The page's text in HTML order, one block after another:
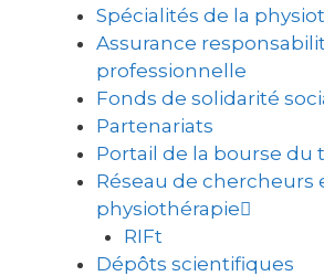
Spécialités de la
Assurance
professionnelle
Fonds de solidarité
Partenariats
Portail de la bourse du
Réseau de chercheurs
physiothérapie
RIFt
Dépôts scientifiques